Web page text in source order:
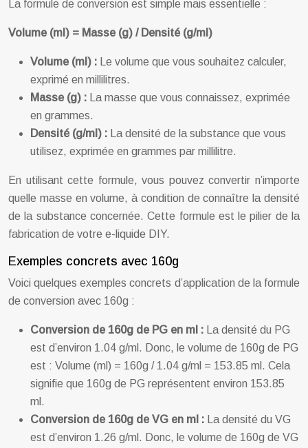
La formule de conversion est simple mais essentielle :
Volume (ml) = Masse (g) / Densité (g/ml)
Volume (ml) :
Le volume que vous souhaitez calculer,
exprimé en millilitres.
Masse (g) :
La masse que vous connaissez, exprimée
en grammes.
Densité (g/ml) :
La densité de la substance que vous
utilisez, exprimée en grammes par millilitre.
En utilisant cette formule, vous pouvez convertir n’importe
quelle masse en volume, à condition de connaître la densité
de la substance concernée. Cette formule est le pilier de la
fabrication de votre e-liquide DIY.
Exemples concrets avec 160g
Voici quelques exemples concrets d’application de la formule
de conversion avec 160g :
Conversion de 160g de PG en ml :
La densité du PG
est d’environ 1.04 g/ml. Donc, le volume de 160g de PG
est : Volume (ml) = 160g / 1.04 g/ml = 153.85 ml. Cela
signifie que 160g de PG représentent environ 153.85
ml.
Conversion de 160g de VG en ml :
La densité du VG
est d’environ 1.26 g/ml. Donc, le volume de 160g de VG